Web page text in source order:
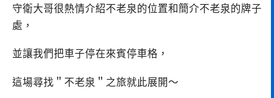
守衛大哥很熱情介紹不老泉的位置和簡介不老泉的牌子
處，
並讓我們把車子停在來賓停車格，
這場尋找＂不老泉＂之旅就此展開～